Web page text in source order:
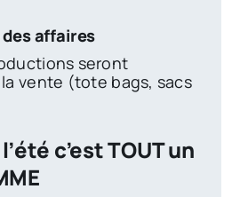
affaires
seront
vente (tote bags, sacs
c’est TOUT un